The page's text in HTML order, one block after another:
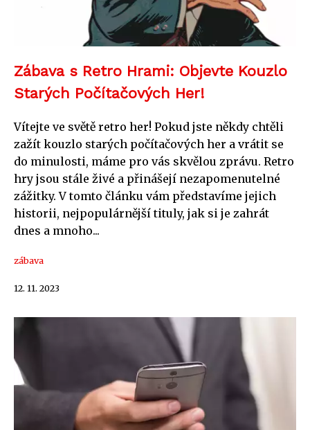
Zábava s Retro Hrami: Objevte Kouzlo
Starých Počítačových Her!
Vítejte ve světě retro her! Pokud jste někdy chtěli
zažít kouzlo starých počítačových her a vrátit se
do minulosti, máme pro vás skvělou zprávu. Retro
hry jsou stále živé a přinášejí nezapomenutelné
zážitky. V tomto článku vám představíme jejich
historii, nejpopulárnější tituly, jak si je zahrát
dnes a mnoho...
zábava
12. 11. 2023